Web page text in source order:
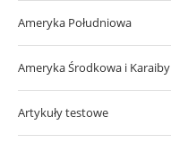
Ameryka Południowa
Ameryka Środkowa i Karaiby
Artykuły testowe